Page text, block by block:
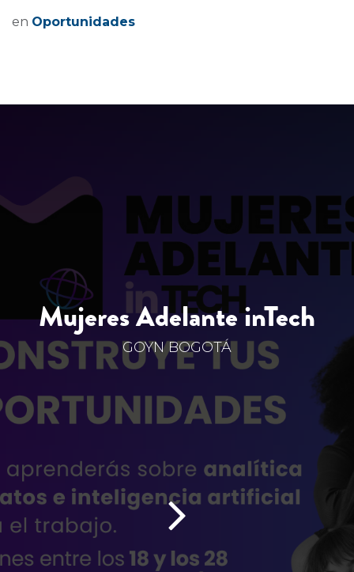
en Oportunidades
Mujeres Adelante inTech
GOYN BOGOTÁ